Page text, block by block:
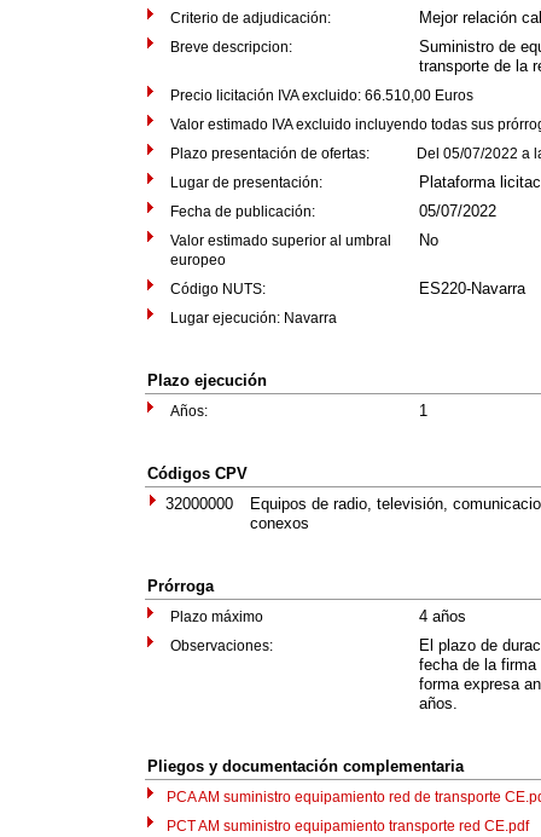
Criterio de adjudicación: Mejor relación
Breve descripcion:
Suministro de
transporte de la
Precio licitación IVA excluido: 66.510,00 Euros
Valor estimado IVA excluido incluyendo todas sus
Plazo presentación de ofertas: Del 05/07/2022 a
Lugar de presentación:
Plataforma
Fecha de publicación: 05/07/2022
Valor estimado superior al umbral
europeo
No
Código NUTS: ES220-Navarra
Lugar ejecución: Navarra
Plazo ejecución
Años: 1
Códigos CPV
32000000
Equipos de radio, televisión,
conexos
Prórroga
Plazo máximo 4 años
Observaciones:
El plazo de
fecha de la firma
forma expresa
años.
Pliegos y documentación complementaria
PCA AM suministro equipamiento red de transporte
PCT AM suministro equipamiento transporte red CE.pdf